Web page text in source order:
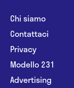
Chi siamo
Contattaci
Privacy
Modello 231
Advertising